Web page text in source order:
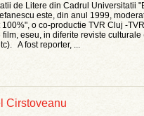
de Litere din Cadrul Universitatii
este, din anul 1999,
o co-productie TVR Cluj -
eseu, in diferite reviste
A fost reporter, ...
Cirstoveanu